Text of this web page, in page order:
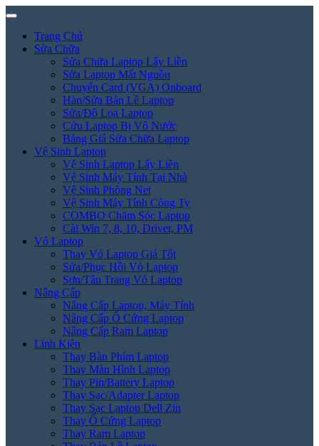
Trang Chủ
Sửa Chữa
Sửa Chữa Laptop Lấy Liền
Sửa Laptop Mất Nguồn
Chuyển Card (VGA) Onboard
Hàn/Sửa Bản Lề Laptop
Sửa/Độ Loa Laptop
Cứu Laptop Bị Vô Nước
Bảng Giá Sửa Chữa Laptop
Vệ Sinh Laptop
Vệ Sinh Laptop Lấy Liền
Vệ Sinh Máy Tính Tại Nhà
Vệ Sinh Phòng Net
Vệ Sinh Máy Tính Công Ty
COMBO Chăm Sóc Laptop
Cài Win 7, 8, 10, Driver, PM
Vỏ Laptop
Thay Vỏ Laptop Giá Tốt
Sửa/Phục Hồi Vỏ Laptop
Sơn/Tân Trang Vỏ Laptop
Nâng Cấp
Nâng Cấp Laptop, Máy Tính
Nâng Cấp Ổ Cứng Laptop
Nâng Cấp Ram Laptop
Linh Kiện
Thay Bàn Phím Laptop
Thay Màn Hình Laptop
Thay Pin/Battery Laptop
Thay Sạc/Adapter Laptop
Thay Sạc Laptop Dell Zin
Thay Ổ Cứng Laptop
Thay Ram Laptop